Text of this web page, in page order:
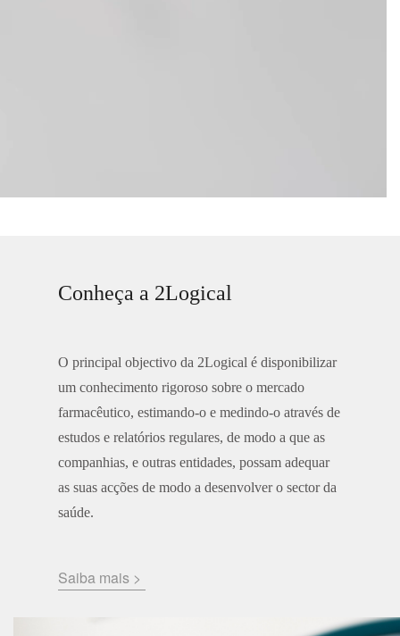
Conheça a 2Logical
O principal objectivo da 2Logical é disponibilizar
um conhecimento rigoroso sobre o mercado
farmacêutico, estimando-o e medindo-o através de
estudos e relatórios regulares, de modo a que as
companhias, e outras entidades, possam adequar
as suas acções de modo a desenvolver o sector da
saúde.
Saiba mais >